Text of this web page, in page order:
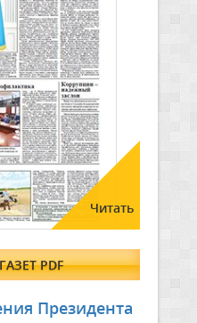
Читать
PDF
Президента